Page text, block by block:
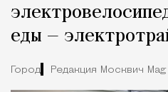
еды —
Город Редакция Москвич Mag